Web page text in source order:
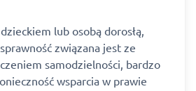
lub osobą dorosłą,
związana jest ze
samodzielności, bardzo
wsparcia w prawie